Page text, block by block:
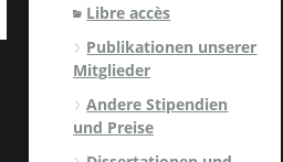
Libre accès
Publikationen unserer
Mitglieder
Andere Stipendien
und Preise